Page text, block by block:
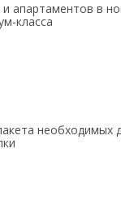
апартаментов в
класса
необходимых